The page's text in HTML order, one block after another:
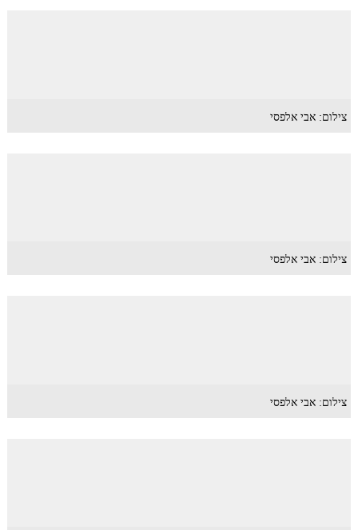
צילום: אבי אלפסי
צילום: אבי אלפסי
צילום: אבי אלפסי